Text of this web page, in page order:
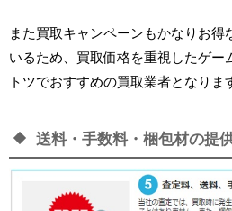
また買取キャンペーンもかなりお得
いるため、買取価格を重視したゲー
トツでおすすめの買取業者となりま
送料・手数料・梱包材の提